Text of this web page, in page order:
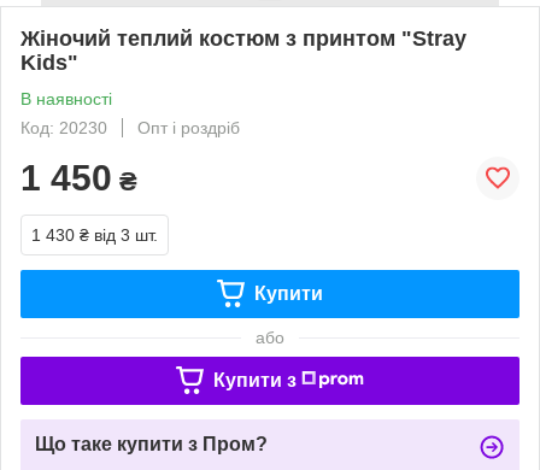
Жіночий теплий костюм з принтом "Stray
Kids"
В наявності
Код: 20230
Опт і роздріб
1 450 ₴
1 430 ₴ від 3 шт.
Купити
або
Купити з
Що таке купити з Пром?